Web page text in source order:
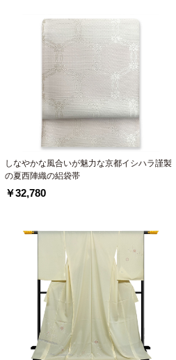
しなやかな風合いが魅力な京都イシハラ謹製
の夏西陣織の絽袋帯
￥32,780